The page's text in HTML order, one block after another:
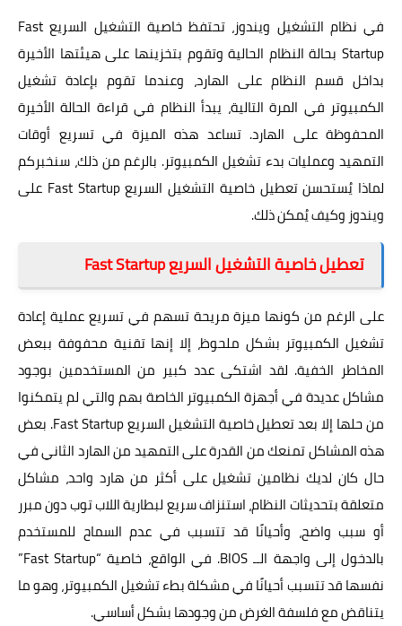
في نظام التشغيل ويندوز، تحتفظ خاصية التشغيل السريع Fast
Startup بحالة النظام الحالية وتقوم بتخزينها على هيئتها الأخيرة
بداخل قسم النظام على الهارد، وعندما تقوم بإعادة تشغيل
الكمبيوتر في المرة التالية، يبدأ النظام في قراءة الحالة الأخيرة
المحفوظة على الهارد. تساعد هذه الميزة في تسريع أوقات
التمهيد وعمليات بدء تشغيل الكمبيوتر. بالرغم من ذلك، سنخبركم
لماذا يُستحسن تعطيل خاصية التشغيل السريع Fast Startup على
ويندوز وكيف يُمكن ذلك.
تعطيل خاصية التشغيل السريع Fast Startup
على الرغم من كونها ميزة مريحة تسهم في تسريع عملية إعادة
تشغيل الكمبيوتر بشكل ملحوظ، إلا إنها تقنية محفوفة ببعض
المخاطر الخفية. لقد اشتكى عدد كبير من المستخدمين بوجود
مشاكل عديدة في أجهزة الكمبيوتر الخاصة بهم والتي لم يتمكنوا
من حلها إلا بعد تعطيل خاصية التشغيل السريع Fast Startup. بعض
هذه المشاكل تمنعك من القدرة على التمهيد من الهارد الثاني في
حال كان لديك نظامين تشغيل على أكثر من هارد واحد، مشاكل
متعلقة بتحديثات النظام، استنزاف سريع لبطارية اللاب توب دون مبرر
أو سبب واضح، وأحيانًا قد تتسبب في عدم السماح للمستخدم
بالدخول إلى واجهة الــ BIOS. في الواقع، خاصية “Fast Startup”
نفسها قد تتسبب أحيانًا في مشكلة بطء تشغيل الكمبيوتر، وهو ما
يتناقض مع فلسفة الغرض من وجودها بشكل أساسي.